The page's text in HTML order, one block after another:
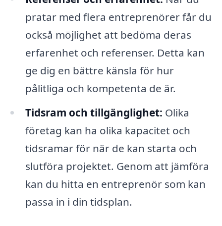
pratar med flera entreprenörer får du
också möjlighet att bedöma deras
erfarenhet och referenser. Detta kan
ge dig en bättre känsla för hur
pålitliga och kompetenta de är.
Tidsram och tillgänglighet: Olika
företag kan ha olika kapacitet och
tidsramar för när de kan starta och
slutföra projektet. Genom att jämföra
kan du hitta en entreprenör som kan
passa in i din tidsplan.